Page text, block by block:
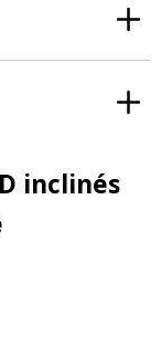
inclinés